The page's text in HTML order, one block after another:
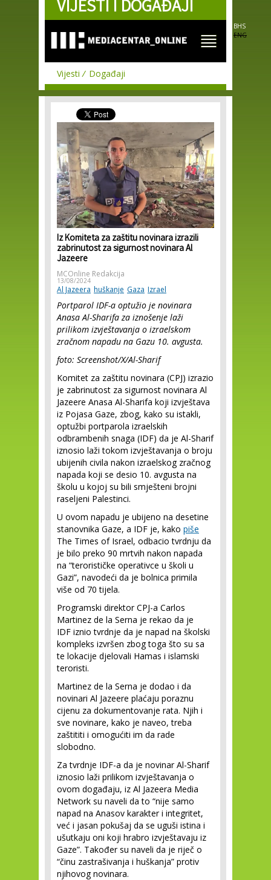
Skip to
main
VIJESTI I DOGAĐAJI
BHS
ENG
Vijesti Događaji
Iz Komiteta za zaštitu novinara izrazili
zabrinutost za sigurnost novinara Al
Jazeere
MCOnline Redakcija
13/08/2024
Al Jazeera huškanje Gaza Izrael
Portparol IDF-a optužio je novinara
Anasa Al-Sharifa za iznošenje laži
prilikom izvještavanja o izraelskom
zračnom napadu na Gazu 10. avgusta.
foto: Screenshot/X/Al-Sharif
Komitet za zaštitu novinara (CPJ) izrazio
je zabrinutost za sigurnost novinara Al
Jazeere Anasa Al-Sharifa koji izvještava
iz Pojasa Gaze, zbog, kako su istakli,
optužbi portparola izraelskih
odbrambenih snaga (IDF) da je Al-Sharif
iznosio laži tokom izvještavanja o broju
ubijenih civila nakon izraelskog zračnog
napada koji se desio 10. avgusta na
školu u kojoj su bili smješteni brojni
raseljeni Palestinci.
U ovom napadu je ubijeno na desetine
stanovnika Gaze, a IDF je, kako piše
The Times of Israel, odbacio tvrdnju da
je bilo preko 90 mrtvih nakon napada
na “terorističke operativce u školi u
Gazi”, navodeći da je bolnica primila
više od 70 tijela.
Programski direktor CPJ-a Carlos
Martinez de la Serna je rekao da je
IDF iznio tvrdnje da je napad na školski
kompleks izvršen zbog toga što su sa
te lokacije djelovali Hamas i islamski
teroristi.
Martinez de la Serna je dodao i da
novinari Al Jazeere plaćaju poraznu
cijenu za dokumentovanje rata. Njih i
sve novinare, kako je naveo, treba
zaštititi i omogućiti im da rade
slobodno.
Za tvrdnje IDF-a da je novinar Al-Sharif
iznosio laži prilikom izvještavanja o
ovom događaju, iz Al Jazeera Media
Network su naveli da to “nije samo
napad na Anasov karakter i integritet,
već i jasan pokušaj da se uguši istina i
ušutkaju oni koji hrabro izvještavaju iz
Gaze”. Također su naveli da je riječ o
“činu zastrašivanja i huškanja” protiv
njihovog novinara.